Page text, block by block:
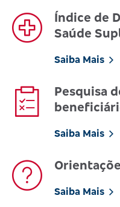
Índice de
Saúde
Saiba Mais
Pesquisa
Saiba Mais
Saiba Mais